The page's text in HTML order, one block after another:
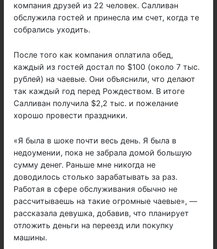
компания друзей из 22 человек. Салливан
обслужила гостей и принесла им счет, когда те
собрались уходить.
После того как компания оплатила обед,
каждый из гостей достал по $100 (около 7 тыс.
рублей) на чаевые. Они объяснили, что делают
так каждый год перед Рождеством. В итоге
Салливан получила $2,2 тыс. и пожелание
хорошо провести праздники.
«Я была в шоке почти весь день. Я была в
недоумении, пока не забрала домой большую
сумму денег. Раньше мне никогда не
доводилось столько зарабатывать за раз.
Работая в сфере обслуживания обычно не
рассчитываешь на такие огромные чаевые», —
рассказала девушка, добавив, что планирует
отложить деньги на переезд или покупку
машины.